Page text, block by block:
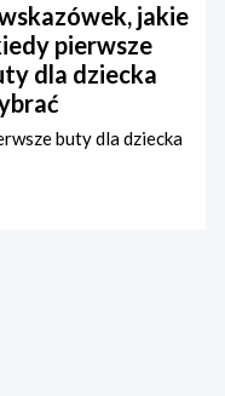
jakie
pierwsze
dla dziecka
buty dla dziecka